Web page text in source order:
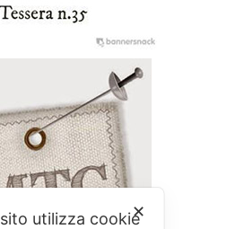
✕
utilizza cookie